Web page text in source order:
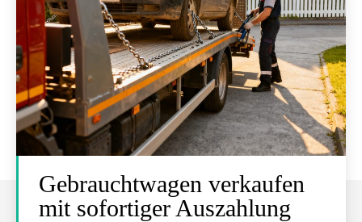
Gebrauchtwagen verkaufen
mit sofortiger Auszahlung